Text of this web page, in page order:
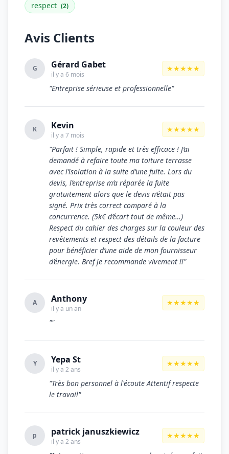
respect (2)
Avis Clients
G Gérard Gabet
il y a 6 mois
★★★★★
"Entreprise sérieuse et professionnelle"
K Kevin
il y a 7 mois
★★★★★
"Parfait ! Simple, rapide et très efficace ! J’ai
demandé à refaire toute ma toiture terrasse
avec l’isolation à la suite d’une fuite. Lors du
devis, l’entreprise m’a réparée la fuite
gratuitement alors que le devis n’était pas
signé. Prix très correct comparé à la
concurrence. (5k€ d’écart tout de même…)
Respect du cahier des charges sur la couleur des
revêtements et respect des détails de la facture
pour bénéficier d’une aide de mon fournisseur
d’énergie. Bref je recommande vivement !!"
A Anthony
il y a un an
★★★★★
""
Y Yepa St
il y a 2 ans
★★★★★
"Très bon personnel à l'écoute Attentif respecte
le travail"
p patrick januszkiewicz
il y a 2 ans
★★★★★